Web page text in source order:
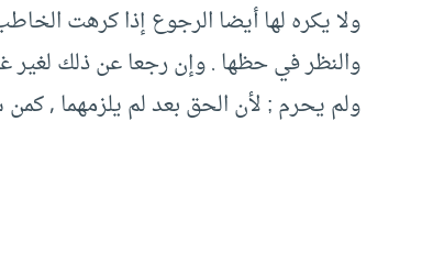
ولا يكره لها أيضا الرجوع إذا كرهت
والنظر في حظها . وإن رجعا عن ذلك
ولم يحرم ; لأن الحق بعد لم يلزمهما , كمن